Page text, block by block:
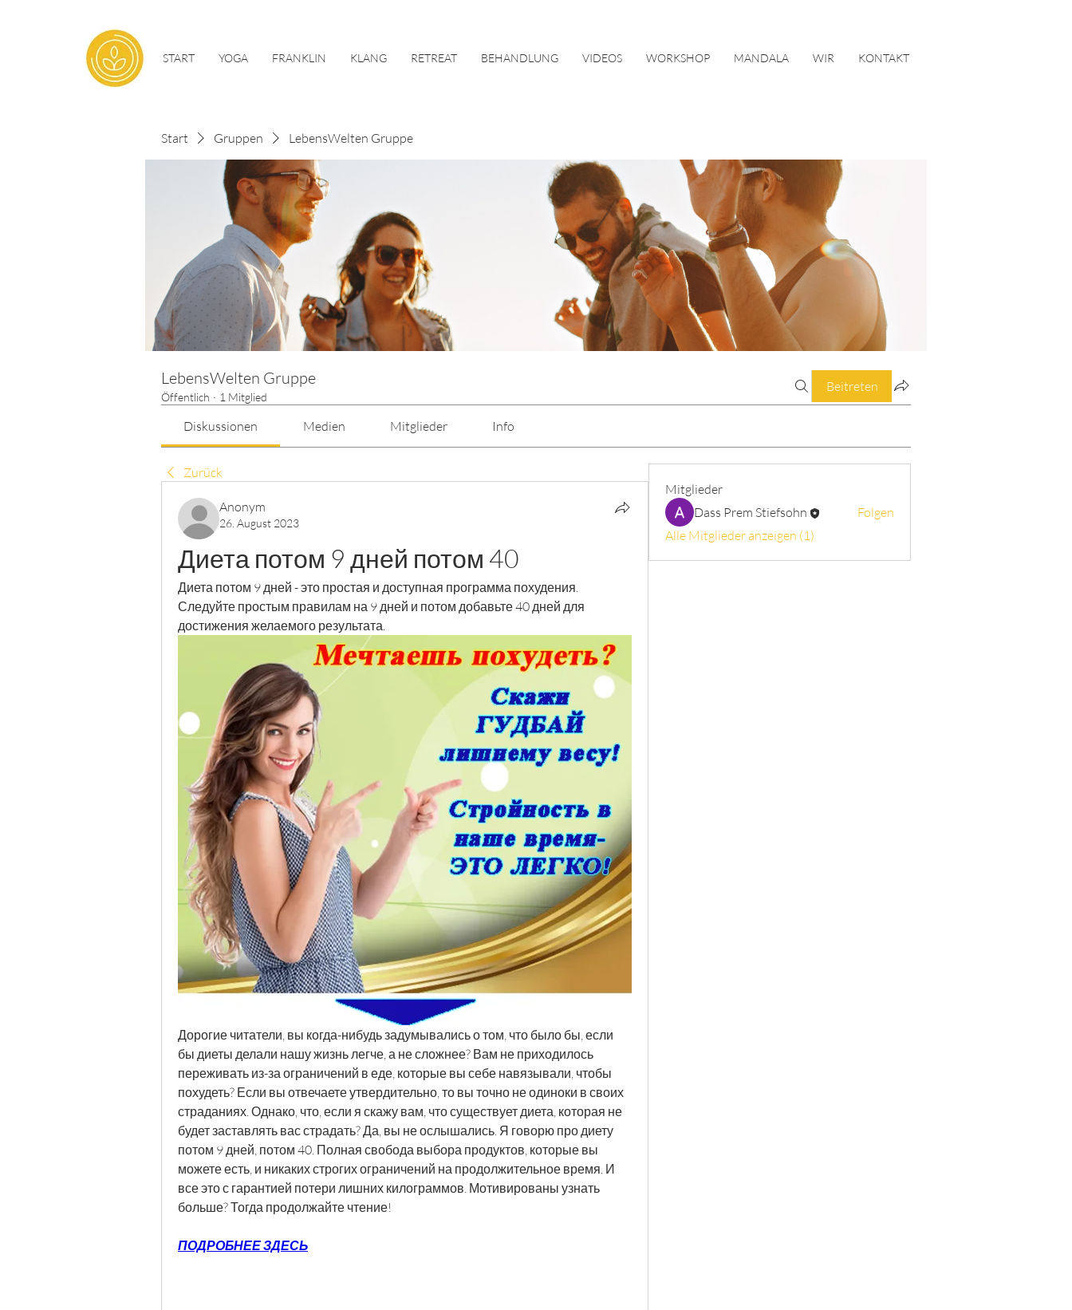
START YOGA FRANKLIN KLANG RETREAT BEHANDLUNG VIDEOS WORKSHOP MANDALA WIR KONTAKT
Start Gruppen LebensWelten Gruppe
LebensWelten Gruppe
Öffentlich · 1 Mitglied
Beitreten
Diskussionen Medien Mitglieder Info
Zurück
Anonym
26. August 2023
Диета потом 9 дней потом 40
Диета потом 9 дней - это простая и доступная программа похудения.
Следуйте простым правилам на 9 дней и потом добавьте 40 дней для
достижения желаемого результата.
Дорогие читатели, вы когда-нибудь задумывались о том, что было бы, если
бы диеты делали нашу жизнь легче, а не сложнее? Вам не приходилось
переживать из-за ограничений в еде, которые вы себе навязывали, чтобы
похудеть? Если вы отвечаете утвердительно, то вы точно не одиноки в своих
страданиях. Однако, что, если я скажу вам, что существует диета, которая не
будет заставлять вас страдать? Да, вы не ослышались. Я говорю про диету
потом 9 дней, потом 40. Полная свобода выбора продуктов, которые вы
можете есть, и никаких строгих ограничений на продолжительное время. И
все это с гарантией потери лишних килограммов. Мотивированы узнать
больше? Тогда продолжайте чтение!
ПОДРОБНЕЕ ЗДЕСЬ
Mitglieder
Dass Prem Stiefsohn
Folgen
Alle Mitglieder anzeigen (1)